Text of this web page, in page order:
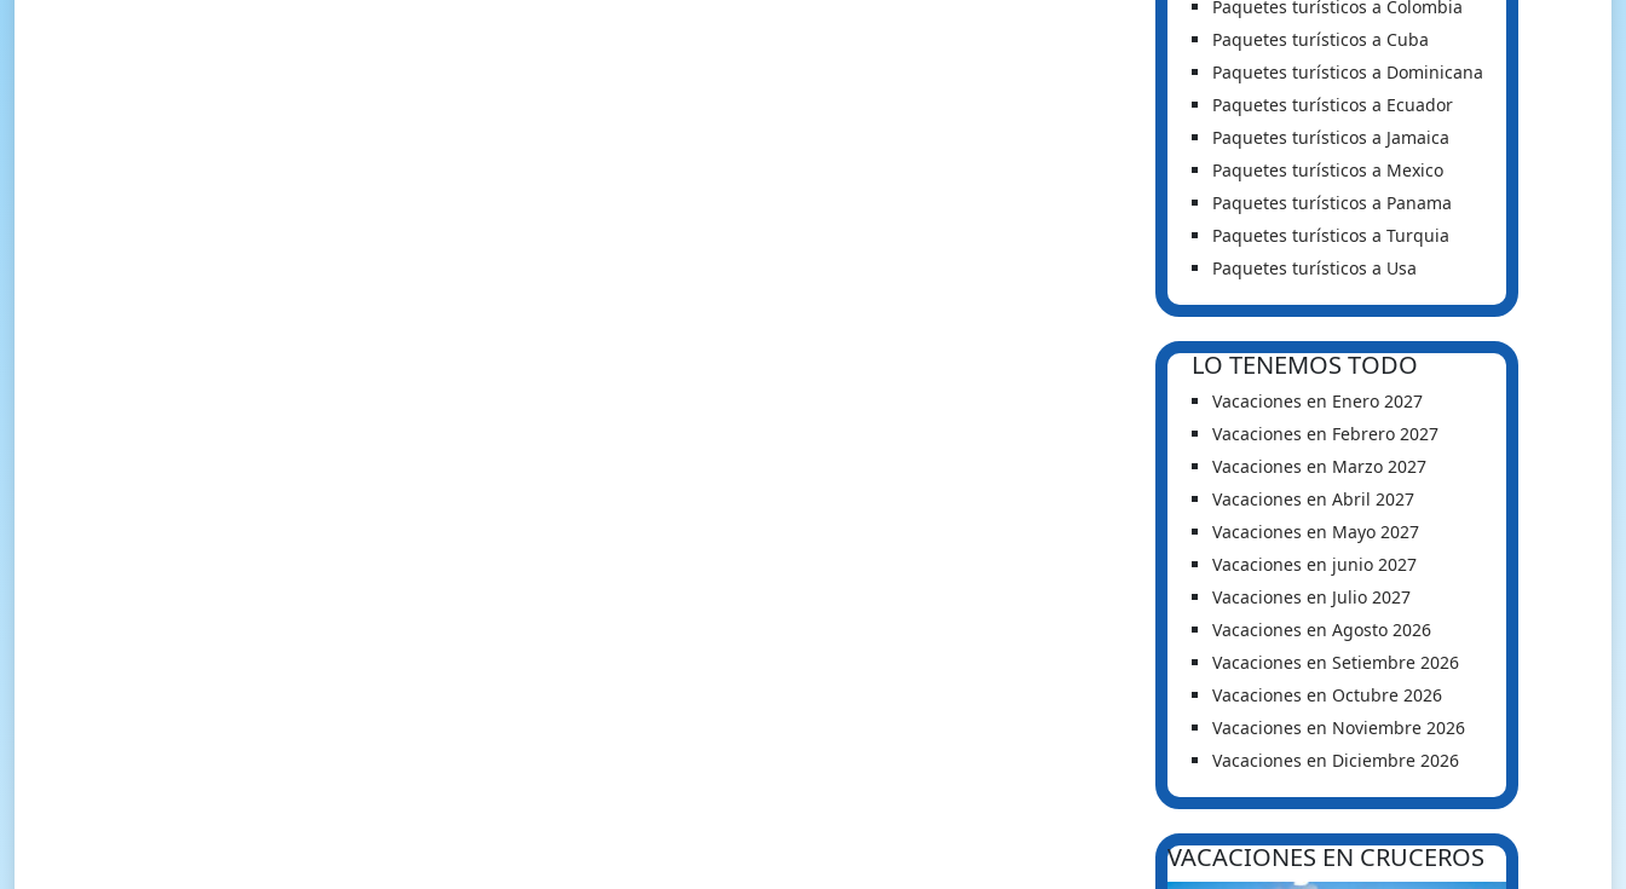
Paquetes turísticos a Colombia
Paquetes turísticos a Cuba
Paquetes turísticos a Dominicana
Paquetes turísticos a Ecuador
Paquetes turísticos a Jamaica
Paquetes turísticos a Mexico
Paquetes turísticos a Panama
Paquetes turísticos a Turquia
Paquetes turísticos a Usa
LO TENEMOS TODO
Vacaciones en Enero 2027
Vacaciones en Febrero 2027
Vacaciones en Marzo 2027
Vacaciones en Abril 2027
Vacaciones en Mayo 2027
Vacaciones en junio 2027
Vacaciones en Julio 2027
Vacaciones en Agosto 2026
Vacaciones en Setiembre 2026
Vacaciones en Octubre 2026
Vacaciones en Noviembre 2026
Vacaciones en Diciembre 2026
VACACIONES EN CRUCEROS